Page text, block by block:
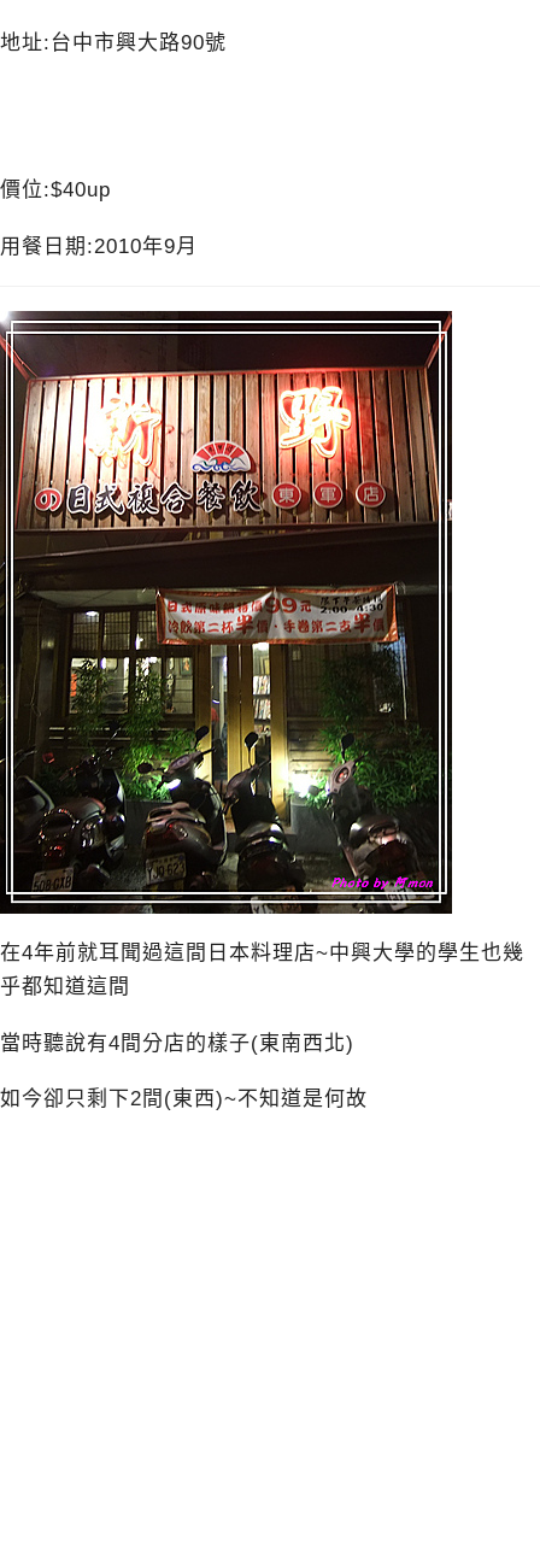
地址:台中市興大路90號
價位:$40up
用餐日期:2010年9月
在4年前就耳聞過這間日本料理店~中興大學的學生也幾
乎都知道這間
當時聽說有4間分店的樣子(東南西北)
如今卻只剩下2間(東西)~不知道是何故